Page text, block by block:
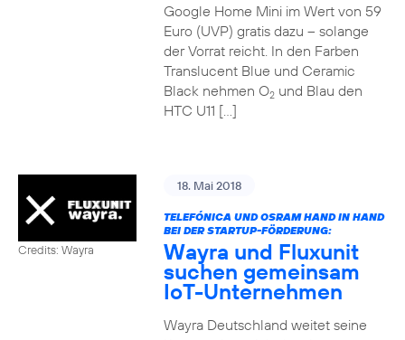
Google Home Mini im Wert von 59
Euro (UVP) gratis dazu – solange
der Vorrat reicht. In den Farben
Translucent Blue und Ceramic
Black nehmen O2und Blau den
HTC U11 […]
Credits: Wayra
18. Mai 2018
TELEFÓNICA UND OSRAM HAND IN HAND
BEI DER STARTUP-FÖRDERUNG:
Wayra und Fluxunit
suchen gemeinsam
IoT-Unternehmen
Wayra Deutschland weitet seine